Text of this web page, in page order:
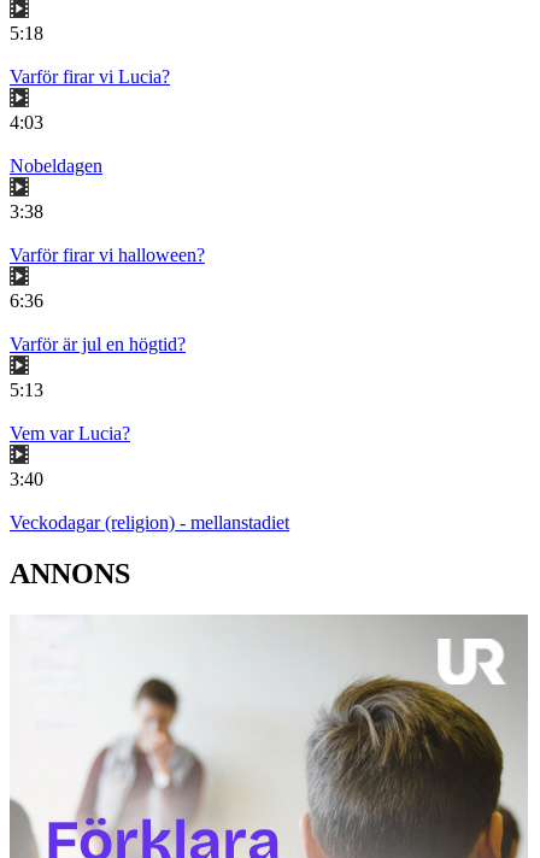
5:18
Varför firar vi Lucia?
4:03
Nobeldagen
3:38
Varför firar vi halloween?
6:36
Varför är jul en högtid?
5:13
Vem var Lucia?
3:40
Veckodagar (religion) - mellanstadiet
ANNONS